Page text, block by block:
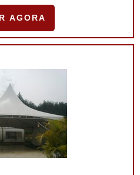
surge como uma
referência na fabricação de
em policarbonato e para
AGORA